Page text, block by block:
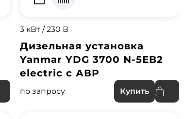
3 кВт / 230 В
Дизельная установка
Yanmar YDG 3700 N-5EB2
electric с АВР
по запросу Купить